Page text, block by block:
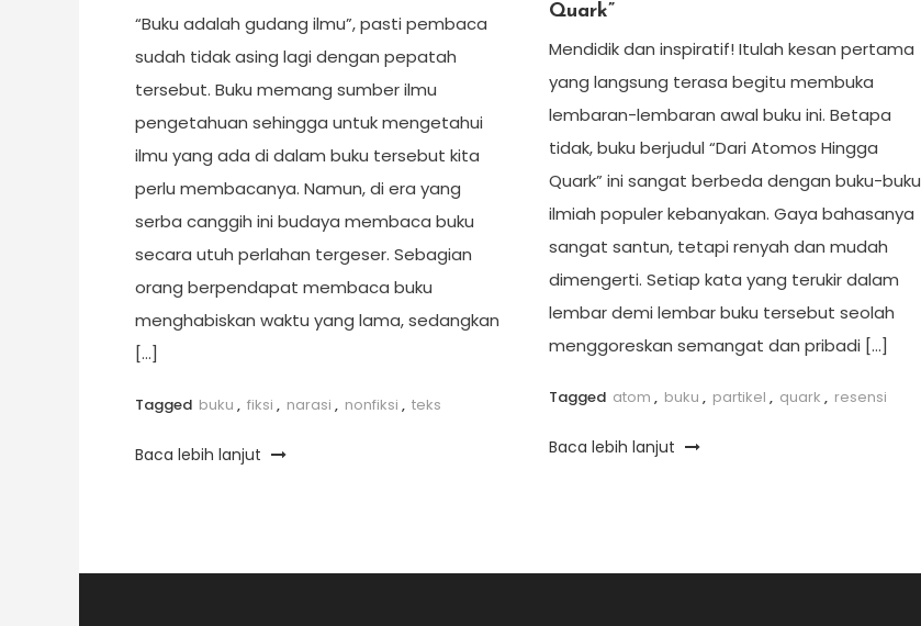
“Buku adalah gudang ilmu”, pasti pembaca
sudah tidak asing lagi dengan pepatah
tersebut. Buku memang sumber ilmu
pengetahuan sehingga untuk mengetahui
ilmu yang ada di dalam buku tersebut kita
perlu membacanya. Namun, di era yang
serba canggih ini budaya membaca buku
secara utuh perlahan tergeser. Sebagian
orang berpendapat membaca buku
menghabiskan waktu yang lama, sedangkan
[…]
Tagged buku , fiksi , narasi , nonfiksi , teks
Baca lebih lanjut
Quark”
Mendidik dan inspiratif! Itulah kesan pertama
yang langsung terasa begitu membuka
lembaran-lembaran awal buku ini. Betapa
tidak, buku berjudul “Dari Atomos Hingga
Quark” ini sangat berbeda dengan buku-buku
ilmiah populer kebanyakan. Gaya bahasanya
sangat santun, tetapi renyah dan mudah
dimengerti. Setiap kata yang terukir dalam
lembar demi lembar buku tersebut seolah
menggoreskan semangat dan pribadi […]
Tagged atom , buku , partikel , quark , resensi
Baca lebih lanjut